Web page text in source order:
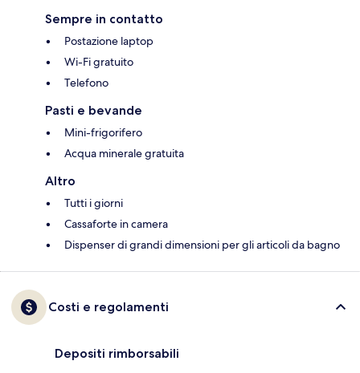
Sempre in contatto
Postazione laptop
Wi-Fi gratuito
Telefono
Pasti e bevande
Mini-frigorifero
Acqua minerale gratuita
Altro
Tutti i giorni
Cassaforte in camera
Dispenser di grandi dimensioni per gli articoli da bagno
Costi e regolamenti
Depositi rimborsabili